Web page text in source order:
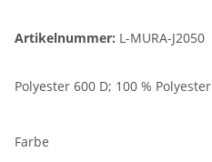
Artikelnummer: L-MURA-J2050
Polyester 600 D; 100 % Polyester
Farbe